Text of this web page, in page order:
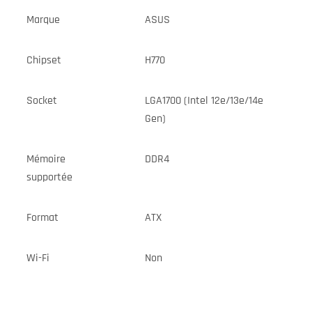
Marque ASUS
Chipset H770
Socket
LGA1700 (Intel 12e/13e/14e
Gen)
Mémoire
supportée
DDR4
Format ATX
Wi-Fi Non